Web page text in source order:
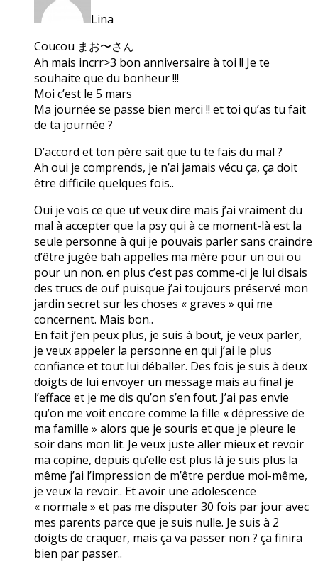
Lina
Coucou まお〜さん
Ah mais incrr>3 bon anniversaire à toi !! Je te
souhaite que du bonheur !!!
Moi c’est le 5 mars
Ma journée se passe bien merci !! et toi qu’as tu fait
de ta journée ?
D’accord et ton père sait que tu te fais du mal ?
Ah oui je comprends, je n’ai jamais vécu ça, ça doit
être difficile quelques fois..
Oui je vois ce que ut veux dire mais j’ai vraiment du
mal à accepter que la psy qui à ce moment-là est la
seule personne à qui je pouvais parler sans craindre
d’être jugée bah appelles ma mère pour un oui ou
pour un non. en plus c’est pas comme-ci je lui disais
des trucs de ouf puisque j’ai toujours préservé mon
jardin secret sur les choses « graves » qui me
concernent. Mais bon..
En fait j’en peux plus, je suis à bout, je veux parler,
je veux appeler la personne en qui j’ai le plus
confiance et tout lui déballer. Des fois je suis à deux
doigts de lui envoyer un message mais au final je
l’efface et je me dis qu’on s’en fout. J’ai pas envie
qu’on me voit encore comme la fille « dépressive de
ma famille » alors que je souris et que je pleure le
soir dans mon lit. Je veux juste aller mieux et revoir
ma copine, depuis qu’elle est plus là je suis plus la
même j’ai l’impression de m’être perdue moi-même,
je veux la revoir.. Et avoir une adolescence
« normale » et pas me disputer 30 fois par jour avec
mes parents parce que je suis nulle. Je suis à 2
doigts de craquer, mais ça va passer non ? ça finira
bien par passer..